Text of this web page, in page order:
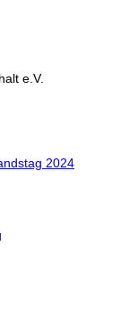
e.V.
2024